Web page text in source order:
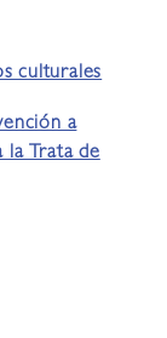
culturales
a
la Trata de